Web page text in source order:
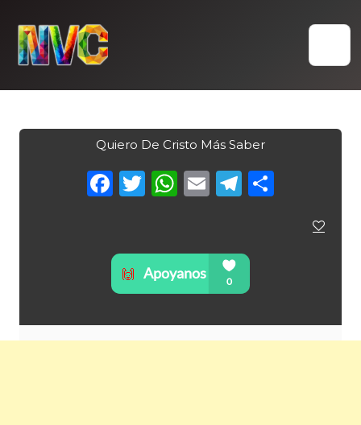
content
Quiero De Cristo Más Saber
Facebook
Twitter
WhatsApp
Email